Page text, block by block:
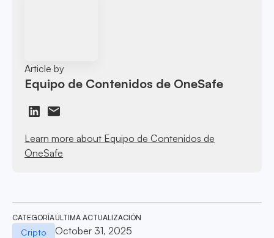
Article by
Equipo de Contenidos de OneSafe
Learn more about Equipo de Contenidos de
OneSafe
CATEGORÍA
Cripto
ÚLTIMA ACTUALIZACIÓN
October 31, 2025